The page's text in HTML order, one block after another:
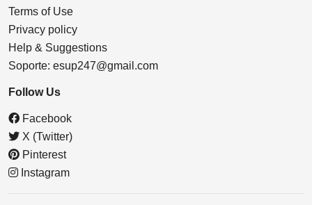
Terms of Use
Privacy policy
Help & Suggestions
Soporte: esup247@gmail.com
Follow Us
Facebook
X (Twitter)
Pinterest
Instagram